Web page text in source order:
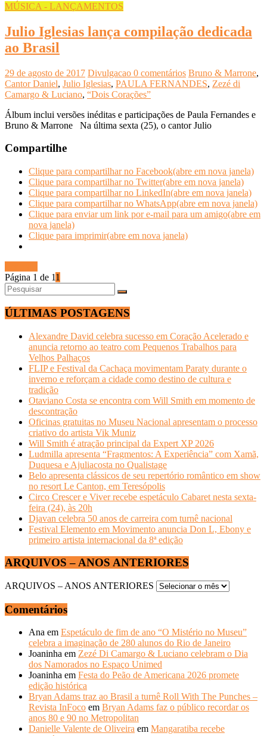
MÚSICA - LANÇAMENTOS
Julio Iglesias lança compilação dedicada
ao Brasil
29 de agosto de 2017 Divulgacao 0 comentários Bruno & Marrone,
Cantor Daniel, Julio Iglesias, PAULA FERNANDES, Zezé di
Camargo & Luciano, “Dois Corações”
Álbum inclui versões inéditas e participações de Paula Fernandes e
Bruno & Marrone Na última sexta (25), o cantor Julio
Compartilhe
Clique para compartilhar no Facebook(abre em nova janela)
Clique para compartilhar no Twitter(abre em nova janela)
Clique para compartilhar no LinkedIn(abre em nova janela)
Clique para compartilhar no WhatsApp(abre em nova janela)
Clique para enviar um link por e-mail para um amigo(abre em
nova janela)
Clique para imprimir(abre em nova janela)
Página 1 de 11
ÚLTIMAS POSTAGENS
Alexandre David celebra sucesso em Coração Acelerado e
anuncia retorno ao teatro com Pequenos Trabalhos para
Velhos Palhaços
FLIP e Festival da Cachaça movimentam Paraty durante o
inverno e reforçam a cidade como destino de cultura e
tradição
Otaviano Costa se encontra com Will Smith em momento de
descontração
Oficinas gratuitas no Museu Nacional apresentam o processo
criativo do artista Vik Muniz
Will Smith é atração principal da Expert XP 2026
Ludmilla apresenta “Fragmentos: A Experiência” com Xamã,
Duquesa e Ajuliacosta no Qualistage
Belo apresenta clássicos de seu repertório romântico em show
no resort Le Canton, em Teresópolis
Circo Crescer e Viver recebe espetáculo Cabaret nesta sexta-
feira (24), às 20h
Djavan celebra 50 anos de carreira com turnê nacional
Festival Elemento em Movimento anuncia Don L, Ebony e
primeiro artista internacional da 8ª edição
ARQUIVOS – ANOS ANTERIORES
ARQUIVOS – ANOS ANTERIORES
Comentários
Ana em Espetáculo de fim de ano “O Mistério no Museu”
celebra a imaginação de 280 alunos do Rio de Janeiro
Joaninha em Zezé Di Camargo & Luciano celebram o Dia
dos Namorados no Espaço Unimed
Joaninha em Festa do Peão de Americana 2026 promete
edição histórica
Bryan Adams traz ao Brasil a turnê Roll With The Punches –
Revista InFoco em Bryan Adams faz o público recordar os
anos 80 e 90 no Metropolitan
Danielle Valente de Oliveira em Mangaratiba recebe